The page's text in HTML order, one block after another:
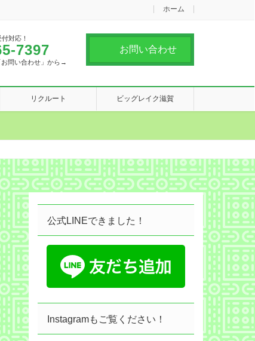
ホーム
対応！
7397
問い合わせ」から→
お問い合わせ
リクルート ビッグレイク滋賀
公式LINEできました！
Instagramもご覧ください！